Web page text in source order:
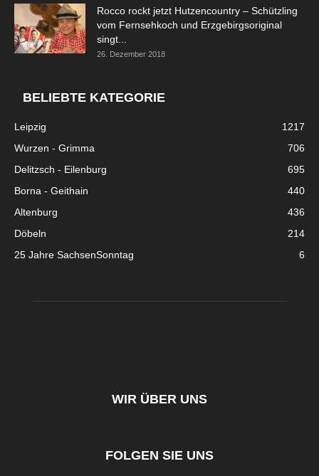
Rocco rockt jetzt Hutzencountry – Schützling
vom Fernsehkoch und Erzgebirgsoriginal
singt...
26. Dezember 2018
BELIEBTE KATEGORIE
Leipzig
1217
Wurzen - Grimma
706
Delitzsch - Eilenburg
695
Borna - Geithain
440
Altenburg
436
Döbeln
214
25 Jahre SachsenSonntag
6
WIR ÜBER UNS
FOLGEN SIE UNS